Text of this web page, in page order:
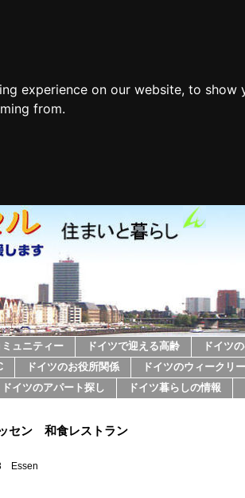
experience on our website, to
from.
ミュニティー ドイツで迎える高齢
ドイツ
ドイツのお役所関係
ドイツのウィークリ
ドイツのアパート探し ドイツ暮らしの情報
セン 和食レストラン
Essen